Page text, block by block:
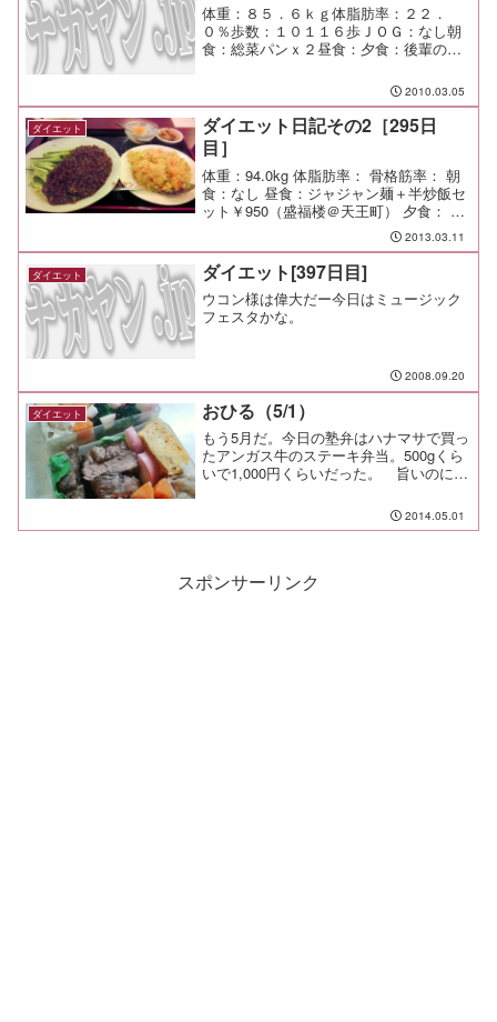
体重：８５．６ｋｇ体脂肪率：２２．
０％歩数：１０１１６歩ＪＯＧ：なし朝
食：総菜パンｘ２昼食：夕食：後輩の送
2010.03.05
ダイエット
ダイエット日記その2［295日
目］
体重：94.0kg 体脂肪率： 骨格筋率： 朝
食：なし 昼食：ジャジャン麺＋半炒飯セ
ット￥950（盛福楼＠天王町） 夕食： 間
食： 運動：ジョギング10キロ61分。この
週末は土曜日3,000m/1h、日曜日
4,000m/1.5hを泳いだ。 ...
2013.03.11
ダイエット ダイエット[397日目]
ウコン様は偉大だー今日はミュージック
フェスタかな。
2008.09.20
ダイエット おひる（5/1）
もう5月だ。今日の塾弁はハナマサで買っ
たアンガス牛のステーキ弁当。500gくら
いで1,000円くらいだった。 旨いのに安
じメニューにした。 わかめスープ付
き。冷めても食べやすいように筋切器で
2014.05.01
スポンサーリンク